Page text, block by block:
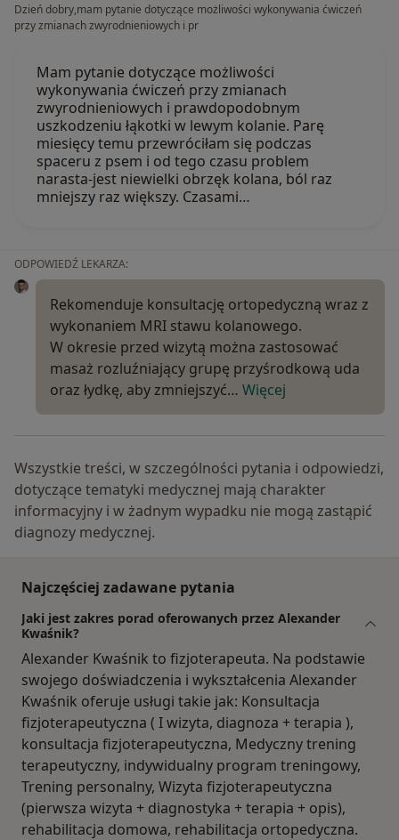
Dzień dobry,mam pytanie dotyczące możliwości wykonywania ćwiczeń
przy zmianach zwyrodnieniowych i pr
Mam pytanie dotyczące możliwości
wykonywania ćwiczeń przy zmianach
zwyrodnieniowych i prawdopodobnym
uszkodzeniu łąkotki w lewym kolanie. Parę
miesięcy temu przewróciłam się podczas
spaceru z psem i od tego czasu problem
narasta-jest niewielki obrzęk kolana, ból raz
mniejszy raz większy. Czasami…
ODPOWIEDŹ LEKARZA:
Rekomenduje konsultację ortopedyczną wraz z
wykonaniem MRI stawu kolanowego.
W okresie przed wizytą można zastosować
masaż rozluźniający grupę przyśrodkową uda
oraz łydkę, aby zmniejszyć… Więcej
Wszystkie treści, w szczególności pytania i odpowiedzi,
dotyczące tematyki medycznej mają charakter
informacyjny i w żadnym wypadku nie mogą zastąpić
diagnozy medycznej.
Najczęściej zadawane pytania
Jaki jest zakres porad oferowanych przez Alexander
Kwaśnik?
Alexander Kwaśnik to fizjoterapeuta. Na podstawie
swojego doświadczenia i wykształcenia Alexander
Kwaśnik oferuje usługi takie jak: Konsultacja
fizjoterapeutyczna ( I wizyta, diagnoza + terapia ),
konsultacja fizjoterapeutyczna, Medyczny trening
terapeutyczny, indywidualny program treningowy,
Trening personalny, Wizyta fizjoterapeutyczna
(pierwsza wizyta + diagnostyka + terapia + opis),
rehabilitacja domowa, rehabilitacja ortopedyczna.